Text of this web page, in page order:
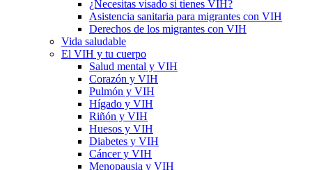
¿Necesitas visado si tienes VIH?
Asistencia sanitaria para migrantes con VIH
Derechos de los migrantes con VIH
Vida saludable
El VIH y tu cuerpo
Salud mental y VIH
Corazón y VIH
Pulmón y VIH
Hígado y VIH
Riñón y VIH
Huesos y VIH
Diabetes y VIH
Cáncer y VIH
Menopausia y VIH